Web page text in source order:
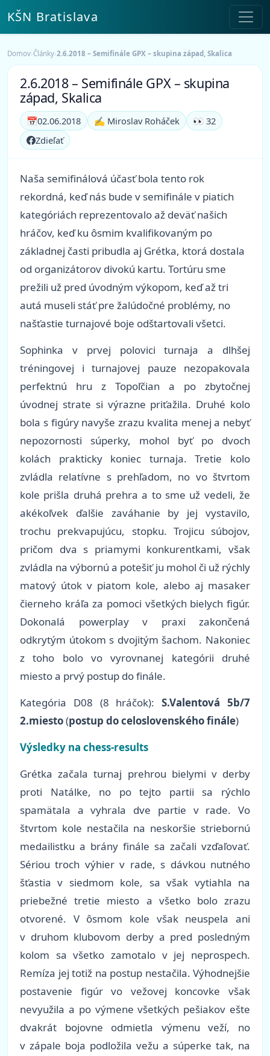
KŠN Bratislava
Domov›Články›2.6.2018 – Semifinále GPX – skupina západ, Skalica
2.6.2018 – Semifinále GPX – skupina
západ, Skalica
📅02.06.2018 ✍️ Miroslav Roháček
👀 32
Zdieľať
Naša semifinálová účasť bola tento rok
rekordná, keď nás bude v semifinále v piatich
kategóriách reprezentovalo až deväť našich
hráčov, keď ku ôsmim kvalifikovaným po
základnej časti pribudla aj Grétka, ktorá dostala
od organizátorov divokú kartu. Tortúru sme
prežili už pred úvodným výkopom, keď až tri
autá museli stáť pre žalúdočné problémy, no
našťastie turnajové boje odštartovali všetci.
Sophinka v prvej polovici turnaja a dlhšej
tréningovej i turnajovej pauze nezopakovala
perfektnú hru z Topoľčian a po zbytočnej
úvodnej strate si výrazne priťažila. Druhé kolo
bola s figúry navyše zrazu kvalita menej a nebyť
nepozornosti súperky, mohol byť po dvoch
kolách prakticky koniec turnaja. Tretie kolo
zvládla relatívne s prehľadom, no vo štvrtom
kole prišla druhá prehra a to sme už vedeli, že
akékoľvek ďalšie zaváhanie by jej vystavilo,
trochu prekvapujúcu, stopku. Trojicu súbojov,
pričom dva s priamymi konkurentkami, však
zvládla na výbornú a potešiť ju mohol či už rýchly
matový útok v piatom kole, alebo aj masaker
čierneho kráľa za pomoci všetkých bielych figúr.
Dokonalá powerplay v praxi zakončená
odkrytým útokom s dvojitým šachom. Nakoniec
z toho bolo vo vyrovnanej kategórii druhé
miesto a prvý postup do finále.
Kategória D08 (8 hráčok):S.Valentová 5b/7
2.miesto(postup do celoslovenského finále)
Výsledky na chess-results
Grétka začala turnaj prehrou bielymi v derby
proti Natálke, no po tejto partii sa rýchlo
spamätala a vyhrala dve partie v rade. Vo
štvrtom kole nestačila na neskoršie striebornú
medailistku a brány finále sa začali vzďaľovať.
Sériou troch výhier v rade, s dávkou nutného
šťastia v siedmom kole, sa však vytiahla na
priebežné tretie miesto a všetko bolo zrazu
otvorené. V ôsmom kole však neuspela ani
v druhom klubovom derby a pred posledným
kolom sa všetko zamotalo v jej neprospech.
Remíza jej totiž na postup nestačila. Výhodnejšie
postavenie figúr vo vežovej koncovke však
nevyužila a po výmene všetkých pešiakov ešte
dvakrát bojovne odmietla výmenu veží, no
v zápale boja podložila vežu a súperke tak, na